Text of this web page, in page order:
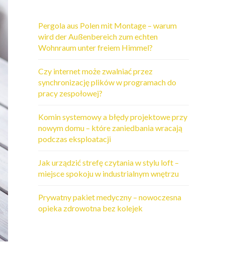
Pergola aus Polen mit Montage – warum
wird der Außenbereich zum echten
Wohnraum unter freiem Himmel?
Czy internet może zwalniać przez
synchronizację plików w programach do
pracy zespołowej?
Komin systemowy a błędy projektowe przy
nowym domu – które zaniedbania wracają
podczas eksploatacji
Jak urządzić strefę czytania w stylu loft –
miejsce spokoju w industrialnym wnętrzu
Prywatny pakiet medyczny – nowoczesna
opieka zdrowotna bez kolejek